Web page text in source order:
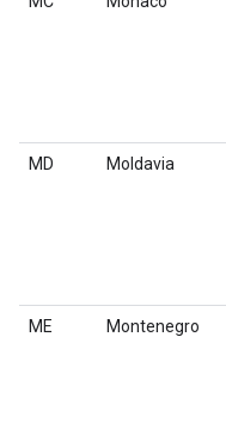
MD Moldavia
ME Montenegro